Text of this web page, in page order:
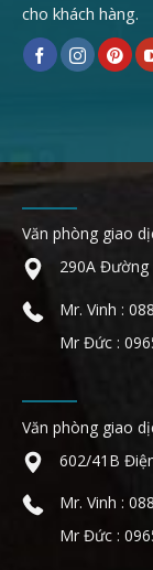
cho khách hàng.
Văn phòng giao
290A Đường
Mr. Vinh :
Mr Đức :
Văn phòng giao
602/41B
Mr. Vinh :
Mr Đức :